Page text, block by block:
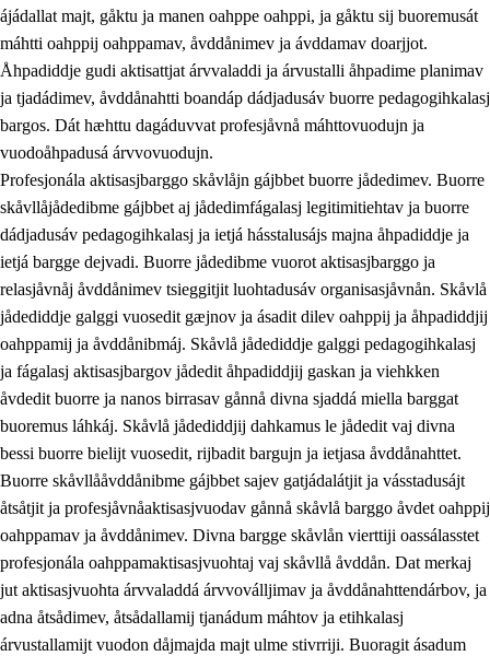
ájádallat majt, gåktu ja manen oahppe oahppi, ja gåktu sij buoremusát
máhtti oahppij oahppamav, åvddånimev ja ávddamav doarjjot.
Åhpadiddje gudi aktisattjat árvvaladdi ja árvustalli åhpadime planimav
ja tjadádimev, åvddånahtti boandáp dádjadusáv buorre pedagogihkalasj
bargos. Dát hæhttu dagáduvvat profesjåvnå máhttovuodujn ja
vuodoåhpadusá árvvovuodujn.
Profesjonála aktisasjbarggo skåvlåjn gájbbet buorre jådedimev. Buorre
skåvllåjådedibme gájbbet aj jådedimfágalasj legitimitiehtav ja buorre
dádjadusáv pedagogihkalasj ja ietjá hásstalusájs majna åhpadiddje ja
ietjá bargge dejvadi. Buorre jådedibme vuorot aktisasjbarggo ja
relasjåvnåj åvddånimev tsieggitjit luohtadusáv organisasjåvnån. Skåvlå
jådediddje galggi vuosedit gæjnov ja ásadit dilev oahppij ja åhpadiddjij
oahppamij ja åvddånibmáj. Skåvlå jådediddje galggi pedagogihkalasj
ja fágalasj aktisasjbargov jådedit åhpadiddjij gaskan ja viehkken
åvdedit buorre ja nanos birrasav gånnå divna sjaddá miella barggat
buoremus láhkáj. Skåvlå jådediddjij dahkamus le jådedit vaj divna
bessi buorre bielijt vuosedit, rijbadit bargujn ja ietjasa åvddånahttet.
Buorre skåvllååvddånibme gájbbet sajev gatjádalátjit ja vásstadusájt
åtsåtjit ja profesjåvnåaktisasjvuodav gånnå skåvlå barggo åvdet oahppij
oahppamav ja åvddånimev. Divna bargge skåvlån vierttiji oassálasstet
profesjonála oahppamaktisasjvuohtaj vaj skåvllå åvddån. Dat merkaj
jut aktisasjvuohta árvvaladdá árvvoválljimav ja åvddånahttendárbov, ja
adna åtsådimev, åtsådallamij tjanádum máhtov ja etihkalasj
árvustallamijt vuodon dåjmajda majt ulme stivrriji. Buoragit ásadum